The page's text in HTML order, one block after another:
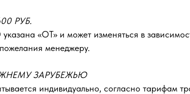
РУБ.
«ОТ»‎ и может изменяться в
менеджеру.
ЗАРУБЕЖЬЮ
индивидуально, согласно тарифам